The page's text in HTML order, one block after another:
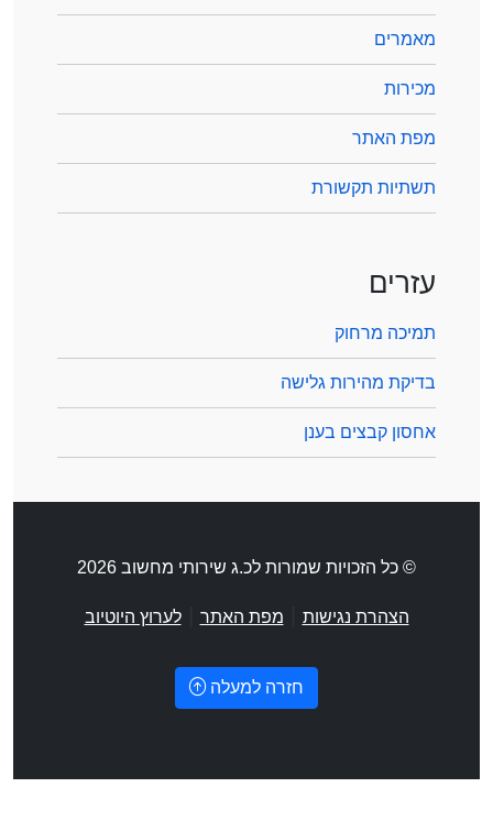
מאמרים
מכירות
מפת האתר
תשתיות תקשורת
עזרים
תמיכה מרחוק
בדיקת מהירות גלישה
אחסון קבצים בענן
© כל הזכויות שמורות לכ.ג שירותי מחשוב 2026
הצהרת נגישות מפת האתר |לערוץ היוטיוב
חזרה למעלה